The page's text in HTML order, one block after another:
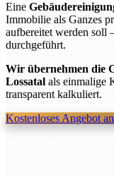
Eine
Immobilie als Ganzes
aufbereitet werden soll
durchgeführt.
Wir übernehmen die
Lossatal als einmalige
transparent kalkuliert.
Kostenloses Angebot